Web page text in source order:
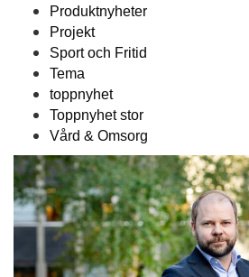
Produktnyheter
Projekt
Sport och Fritid
Tema
toppnyhet
Toppnyhet stor
Vård & Omsorg